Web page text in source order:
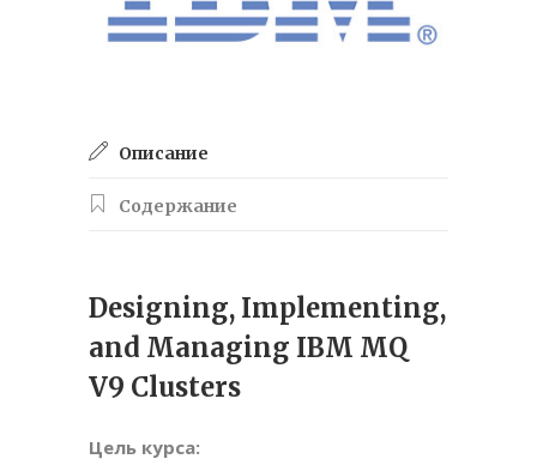
Описание
Содержание
Designing, Implementing,
and Managing IBM MQ
V9 Clusters
Цель курса: